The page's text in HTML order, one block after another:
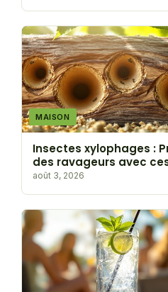
MAISON
Insectes xylophages :
des ravageurs avec
août 3, 2026